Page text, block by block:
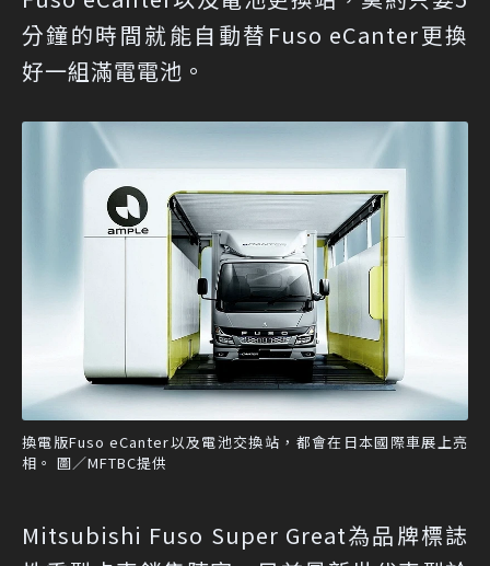
分鐘的時間就能自動替Fuso eCanter更換
好一組滿電電池。
換電版Fuso eCanter以及電池交換站，都會在日本國際車展上亮
相。 圖／MFTBC提供
Mitsubishi Fuso Super Great為品牌標誌